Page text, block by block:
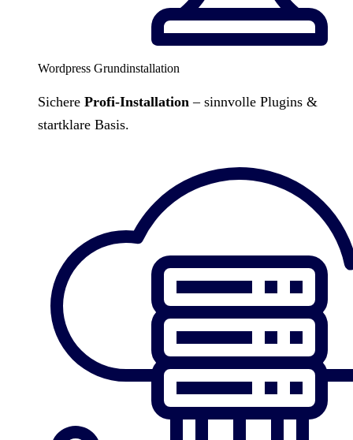
Wordpress Grundinstallation
Sichere Profi-Installation – sinnvolle Plugins &
startklare Basis.